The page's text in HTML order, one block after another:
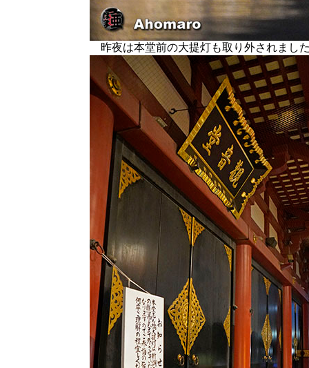
昨夜は本堂前の大提灯も取り外されまし